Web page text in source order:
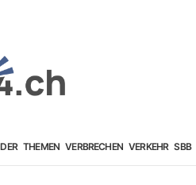
THEMEN VERBRECHEN VERKEHR SBB